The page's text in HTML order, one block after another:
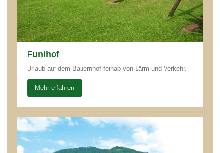
Funihof
Urlaub auf dem Bauernhof fernab von Lärm und Verkehr.
Mehr erfahren